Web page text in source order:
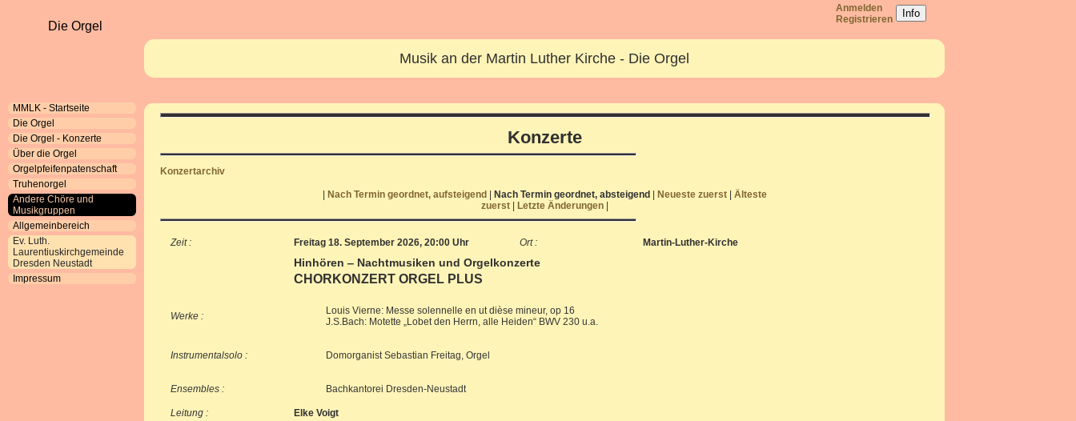
Die Orgel
MMLK - Startseite
Die Orgel
Die Orgel - Konzerte
Über die Orgel
Orgelpfeifenpatenschaft
Truhenorgel
Andere Chöre und
Musikgruppen
Allgemeinbereich
Ev. Luth.
Laurentiuskirchgemeinde
Dresden Neustadt
Impressum
Anmelden
Registrieren
Info
Musik an der Martin Luther Kirche - Die Orgel
Konzerte
Konzertarchiv
Nach Termin geordnet, aufsteigend Nach Termin geordnet, absteigend Neueste zuerst
Älteste
zuerst
Letzte Änderungen
Zeit : Freitag 18. September 2026, 20:00 Uhr Ort : Martin-Luther-Kirche
Hinhören ‒ Nachtmusiken und Orgelkonzerte
CHORKONZERT ORGEL PLUS
Werke :
Louis Vierne: Messe solennelle en ut dièse mineur, op 16
J.S.Bach: Motette „Lobet den Herrn, alle Heiden“ BWV 230 u.a.
Instrumentalsolo : Domorganist Sebastian Freitag, Orgel
Ensembles : Bachkantorei Dresden-Neustadt
Leitung :
Elke Voigt